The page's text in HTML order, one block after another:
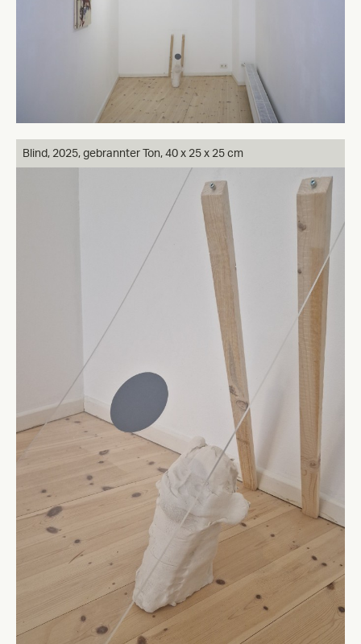
Blind, 2025, gebrannter Ton, 40 x 25 x 25 cm